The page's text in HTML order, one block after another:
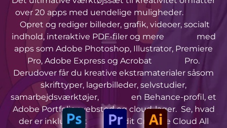
over 20 apps med uendelige muligheder.
Opret og rediger billeder, grafik, videoer, socialt
indhold, interaktive PDF-filer og mere med
apps som Adobe Photoshop, Illustrator, Premiere
Pro, Adobe Express og Acrobat Pro.
Derudover får du kreative ekstramaterialer såsom
skrifttyper, lagerbilleder, selvstudier,
samarbejdsværktøjer, en Behance-profil, et
Adobe Portfolio-websted og cloud-lager. Se, hvad
der er inkluderet i dit Creative Cloud All